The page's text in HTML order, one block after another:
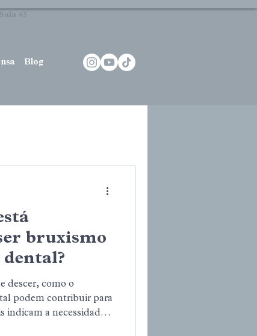
65
Blog
bruxismo
descer, como o
podem contribuir para
indicam a necessidade